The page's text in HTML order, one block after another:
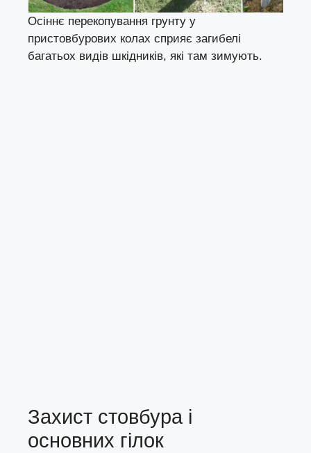
Осіннє перекопування грунту у
пристовбурових колах сприяє загибелі
багатьох видів шкідників, які там зимують.
Захист стовбура і
основних гілок